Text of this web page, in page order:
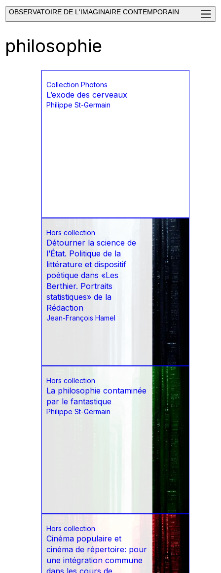
OBSERVATOIRE DE L'IMAGINAIRE CONTEMPORAIN
philosophie
Collection Photons
L’exode des cerveaux
Philippe St-Germain
Hors collection
Détourner la science de
l’État. Politique de la
littérature et dispositif
poétique dans «Les
Berthier. Portraits
statistiques» de la
Rédaction
Jean-François Hamel
Hors collection
La philosophie contaminée
par le fantastique
Philippe St-Germain
Hors collection
Cinéma populaire et
cinéma de répertoire: pour
une intégration commune